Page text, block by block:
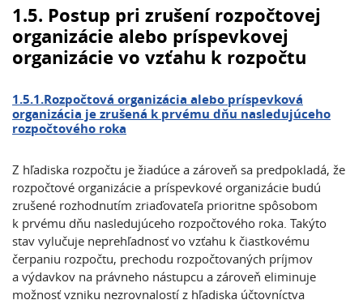
1.5. Postup pri zrušení rozpočtovej
organizácie alebo príspevkovej
organizácie vo vzťahu k rozpočtu
1.5.1.Rozpočtová organizácia alebo príspevková
organizácia je zrušená k prvému dňu nasledujúceho
rozpočtového roka
Z hľadiska rozpočtu je žiadúce a zároveň sa predpokladá, že
rozpočtové organizácie a príspevkové organizácie budú
zrušené rozhodnutím zriaďovateľa prioritne spôsobom
k prvému dňu nasledujúceho rozpočtového roka. Takýto
stav vylučuje neprehľadnosť vo vzťahu k čiastkovému
čerpaniu rozpočtu, prechodu rozpočtovaných príjmov
a výdavkov na právneho nástupcu a zároveň eliminuje
možnosť vzniku nezrovnalostí z hľadiska účtovníctva